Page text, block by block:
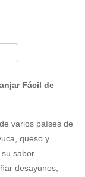
Fácil de
varios países de
queso y
sabor
desayunos,